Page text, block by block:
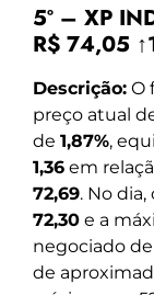
5º – XP
R$ 74,05
Descrição: O
preço atual
de 1,87%,
1,36 em
72,69. No
72,30 e a
negociado de
de